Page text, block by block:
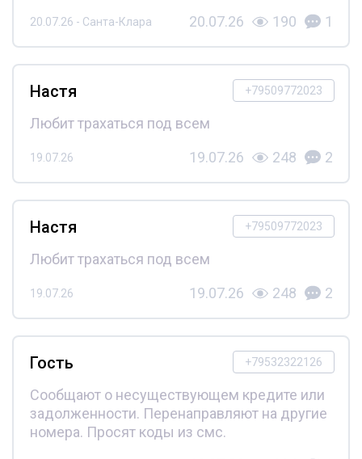
20.07.26 - Санта-Клара 20.07.26 190 1
+79509772023
Настя
Любит трахаться под всем
19.07.26 19.07.26 248 2
+79509772023
Настя
Любит трахаться под всем
19.07.26 19.07.26 248 2
+79532322126
Гость
Сообщают о несуществующем кредите или
задолженности. Перенаправляют на другие
номера. Просят коды из смс.